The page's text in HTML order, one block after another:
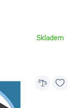
Skladem